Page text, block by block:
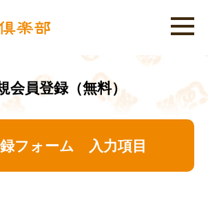
会員登録（無料）
フォーム 入力項目